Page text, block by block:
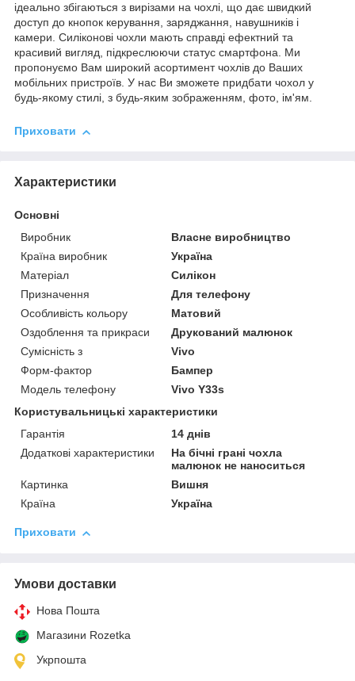
ідеально збігаються з вирізами на чохлі, що дає швидкий
доступ до кнопок керування, заряджання, навушників і
камери. Силіконові чохли мають справді ефектний та
красивий вигляд, підкреслюючи статус смартфона. Ми
пропонуємо Вам широкий асортимент чохлів до Ваших
мобільних пристроїв. У нас Ви зможете придбати чохол у
будь-якому стилі, з будь-яким зображенням, фото, ім'ям.
Приховати
Характеристики
Основні
Виробник
Власне виробництво
Країна виробник
Україна
Матеріал
Силікон
Призначення
Для телефону
Особливість кольору
Матовий
Оздоблення та прикраси
Друкований малюнок
Сумісність з
Vivo
Форм-фактор
Бампер
Модель телефону
Vivo Y33s
Користувальницькі характеристики
Гарантія
14 днів
Додаткові характеристики
На бічні грані чохла
малюнок не наноситься
Картинка
Вишня
Країна
Україна
Приховати
Умови доставки
Нова Пошта
Магазини Rozetka
Укрпошта